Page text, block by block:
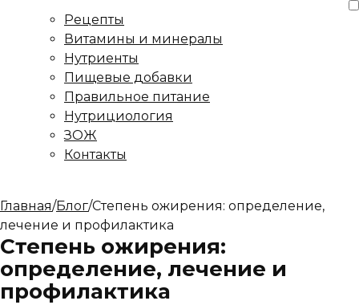
Рецепты
Витамины и минералы
Нутриенты
Пищевые добавки
Правильное питание
Нутрициология
ЗОЖ
Контакты
Главная/Блог/Степень ожирения: определение,
лечение и профилактика
Степень ожирения:
определение, лечение и
профилактика